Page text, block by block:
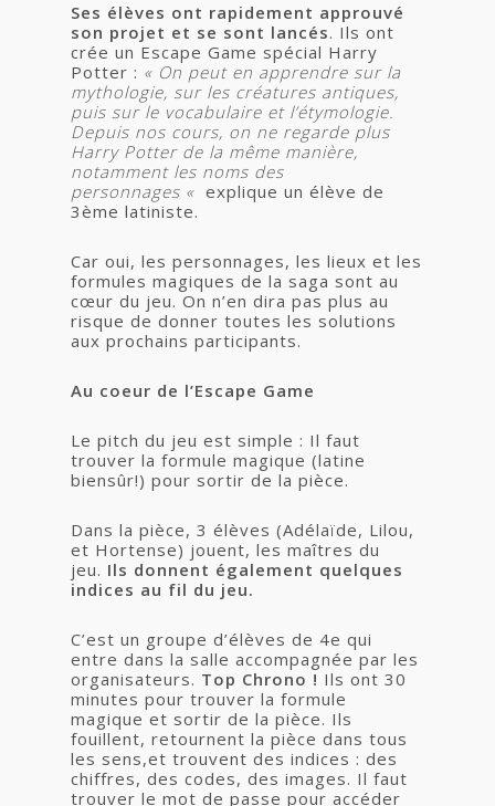
Ses élèves ont rapidement approuvé
son projet et se sont lancés. Ils ont
crée un Escape Game spécial Harry
Potter : « On peut en apprendre sur la
mythologie, sur les créatures antiques,
puis sur le vocabulaire et l’étymologie.
Depuis nos cours, on ne regarde plus
Harry Potter de la même manière,
notamment les noms des
personnages « explique un élève de
3ème latiniste.
Car oui, les personnages, les lieux et les
formules magiques de la saga sont au
cœur du jeu. On n’en dira pas plus au
risque de donner toutes les solutions
aux prochains participants.
Au coeur de l’Escape Game
Le pitch du jeu est simple : Il faut
trouver la formule magique (latine
biensûr!) pour sortir de la pièce.
Dans la pièce, 3 élèves (Adélaïde, Lilou,
et Hortense) jouent, les maîtres du
jeu. Ils donnent également quelques
indices au fil du jeu.
C’est un groupe d’élèves de 4e qui
entre dans la salle accompagnée par les
organisateurs. Top Chrono ! Ils ont 30
minutes pour trouver la formule
magique et sortir de la pièce. Ils
fouillent, retournent la pièce dans tous
les sens,et trouvent des indices : des
chiffres, des codes, des images. Il faut
trouver le mot de passe pour accéder